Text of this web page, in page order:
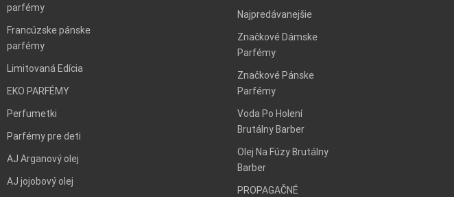
parfémy
Francúzske pánske
parfémy
Limitovaná Edícia
EKO PARFÉMY
Perfumetki
Parfémy pre deti
AJ Arganový olej
AJ jojobový olej
Najpredávanejšie
Značkové Dámske
Parfémy
Značkové Pánske
Parfémy
Voda Po Holení
Brutálny Barber
Olej Na Fúzy Brutálny
Barber
PROPAGAČNÉ